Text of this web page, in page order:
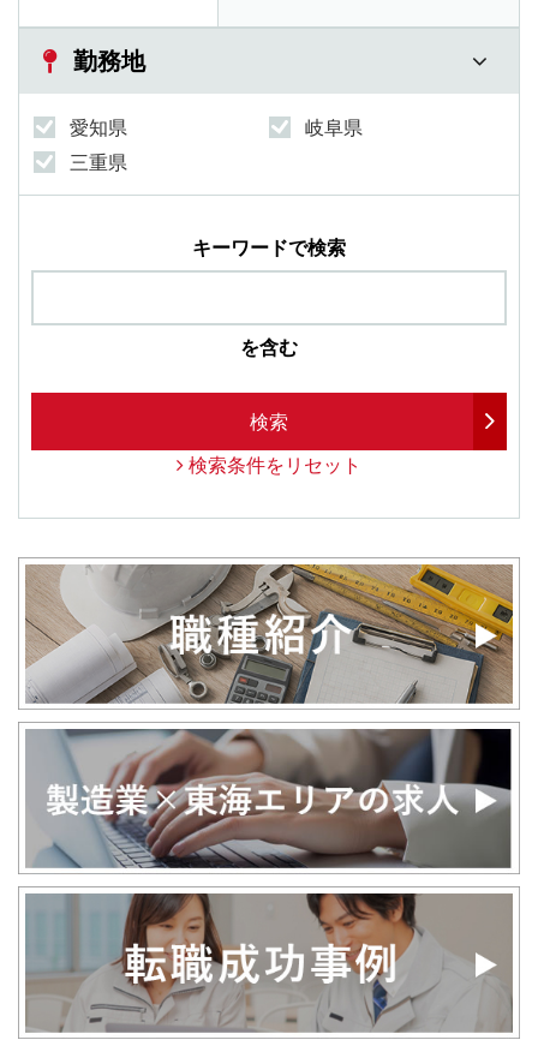
勤務地
愛知県
岐阜県
三重県
キーワードで検索
を含む
検索
検索条件をリセット